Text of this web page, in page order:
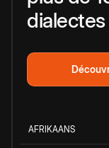
dialectes
AFRIKAANS